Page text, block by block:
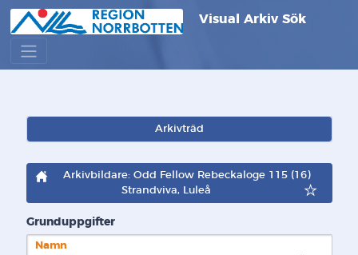
Visual Arkiv Sök
Arkivträd
Arkivbildare: Odd Fellow Rebeckaloge 115 (16)
Strandviva, Luleå
Grunduppgifter
Namn